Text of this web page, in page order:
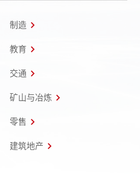
制造
教育
交通
矿山与冶炼
零售
建筑地产